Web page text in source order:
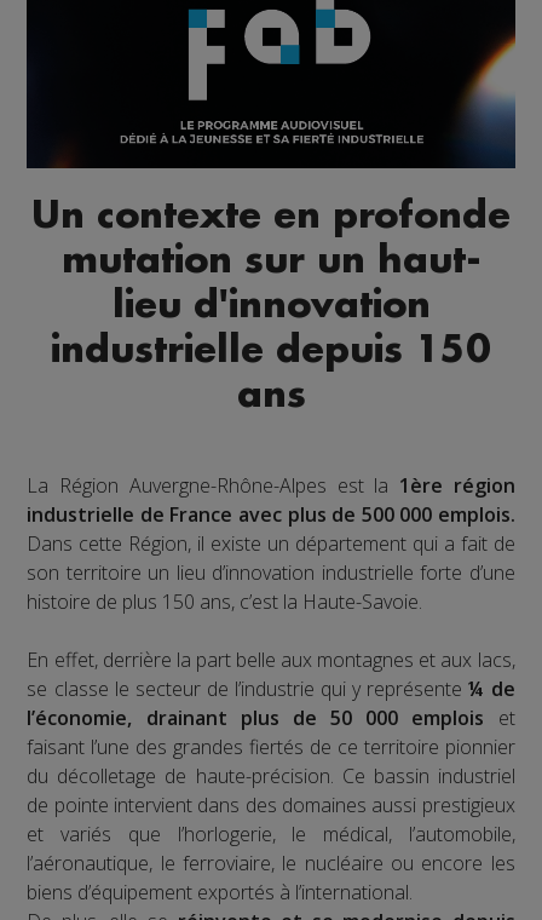
Un contexte en profonde
mutation sur un haut-
lieu d'innovation
industrielle depuis 150
ans
La Région Auvergne-Rhône-Alpes est la 1ère région
industrielle de France avec plus de 500 000 emplois.
Dans cette Région, il existe un département qui a fait de
son territoire un lieu d’innovation industrielle forte d’une
histoire de plus 150 ans, c’est la Haute-Savoie.
En effet, derrière la part belle aux montagnes et aux lacs,
se classe le secteur de l’industrie qui y représente¼ de
l’économie, drainant plus de 50 000 emplois et
faisant l’une des grandes fiertés de ce territoire pionnier
du décolletage de haute-précision. Ce bassin industriel
de pointe intervient dans des domaines aussi prestigieux
et variés que l’horlogerie, le médical, l’automobile,
l’aéronautique, le ferroviaire, le nucléaire ou encore les
biens d’équipement exportés à l’international.